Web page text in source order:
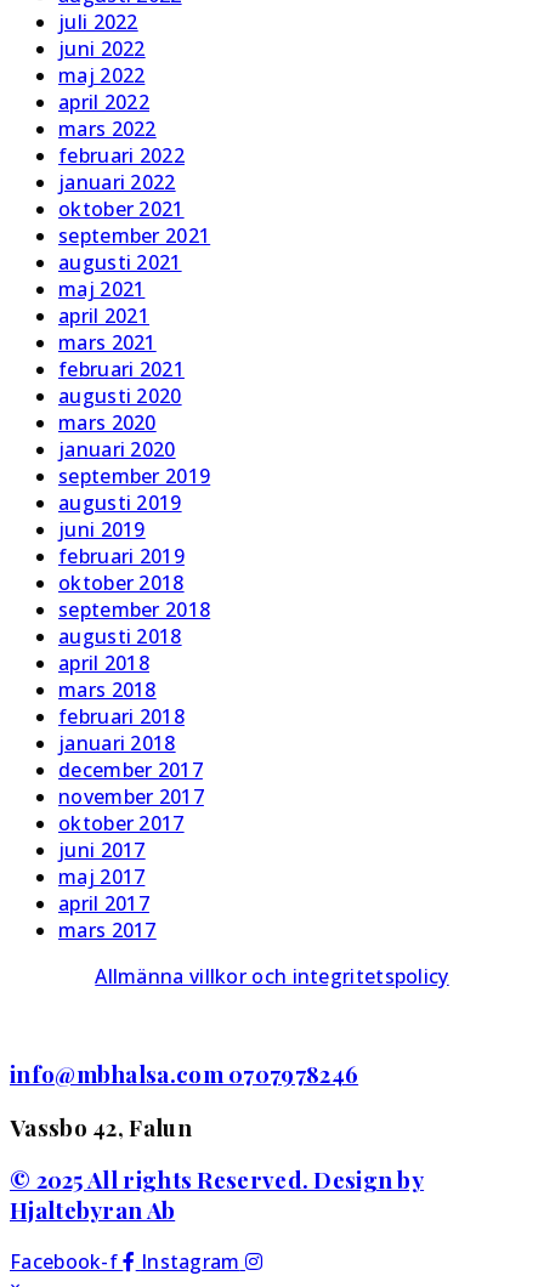
juli 2022
juni 2022
maj 2022
april 2022
mars 2022
februari 2022
januari 2022
oktober 2021
september 2021
augusti 2021
maj 2021
april 2021
mars 2021
februari 2021
augusti 2020
mars 2020
januari 2020
september 2019
augusti 2019
juni 2019
februari 2019
oktober 2018
september 2018
augusti 2018
april 2018
mars 2018
februari 2018
januari 2018
december 2017
november 2017
oktober 2017
juni 2017
maj 2017
april 2017
mars 2017
Allmänna villkor och integritetspolicy
info@mbhalsa.com 0707978246
Vassbo 42, Falun
© 2025 All rights Reserved. Design by
Hjaltebyran Ab
Facebook-f
Instagram